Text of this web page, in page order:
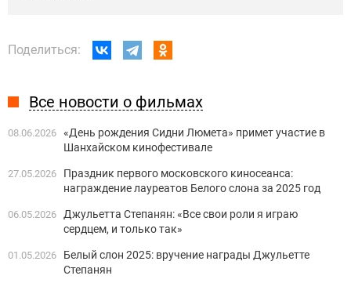
Поделиться:
Все новости о фильмах
08.06.2026 «День рождения Сидни Люмета» примет участие в
Шанхайском кинофестивале
27.05.2026
Праздник первого московского киносеанса:
награждение лауреатов Белого слона за 2025 год
06.05.2026
Джульетта Степанян: «Все свои роли я играю
сердцем, и только так»
01.05.2026
Белый слон 2025: вручение награды Джульетте
Степанян